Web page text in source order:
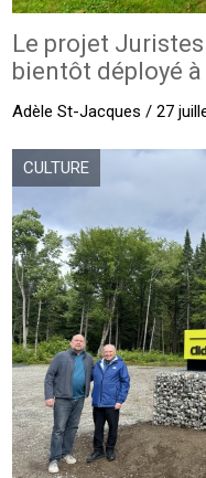
Le projet
bientôt déployé
Adèle St-Jacques / 27
CULTURE